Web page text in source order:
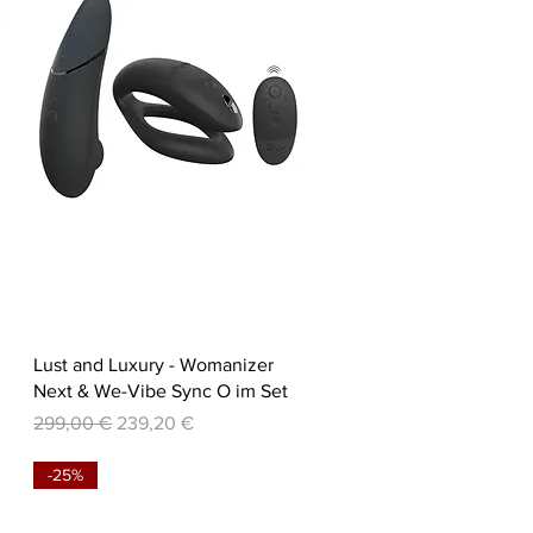
Schnellansicht
Lust and Luxury - Womanizer
Next & We-Vibe Sync O im Set
Standardpreis
299,00 € Sale-Preis
239,20 €
-25%